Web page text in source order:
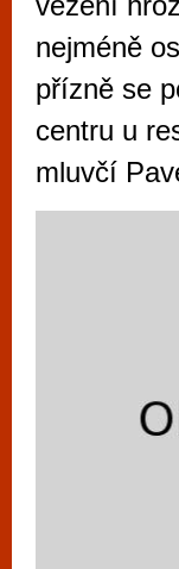
nejméně
přízně se
centru u
mluvčí
Mimo jiné
vyzkoušet
metropoli
po
příležitostné